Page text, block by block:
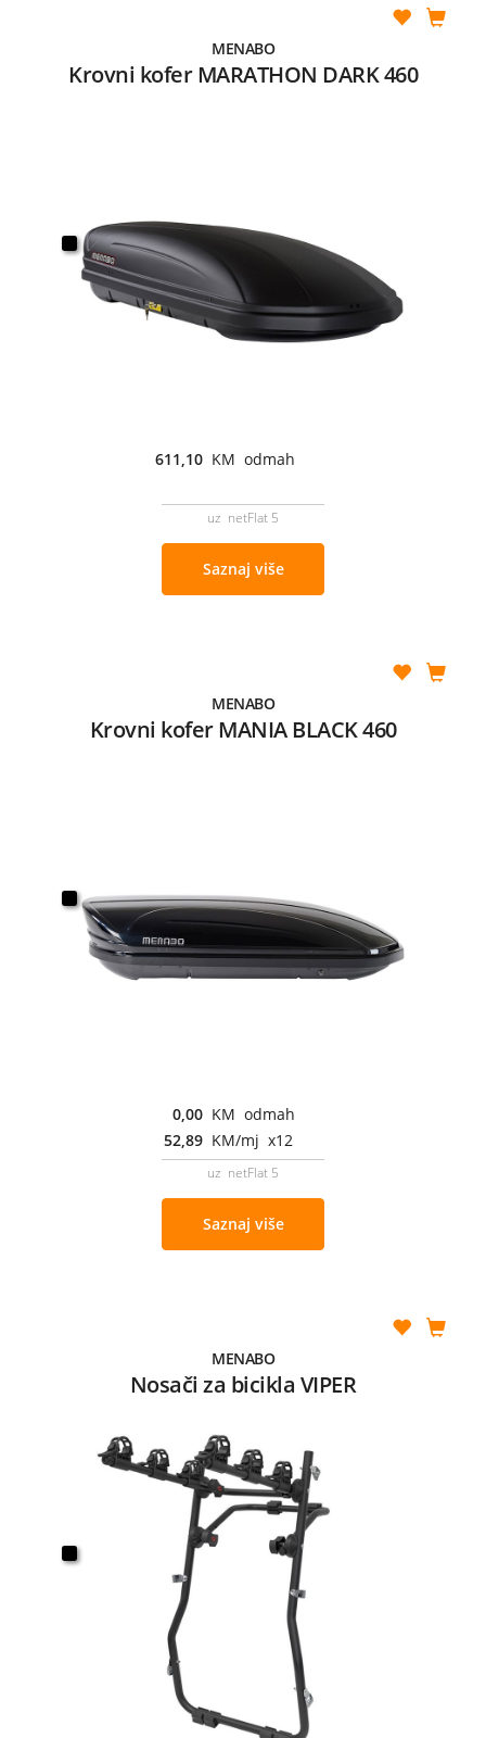
MENABO
Krovni kofer MARATHON DARK 460
611,10 KM odmah
uz netFlat 5
Saznaj više
MENABO
Krovni kofer MANIA BLACK 460
0,00 KM odmah
52,89 KM/mj x12
uz netFlat 5
Saznaj više
MENABO
Nosači za bicikla VIPER